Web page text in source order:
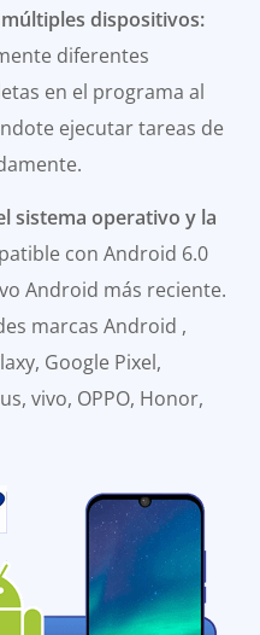
dispositivos:
diferentes
en el programa al
ejecutar tareas de
sistema operativo y la
con Android 6.0
Android más reciente.
marcas Android ,
Google Pixel,
vivo, OPPO, Honor,